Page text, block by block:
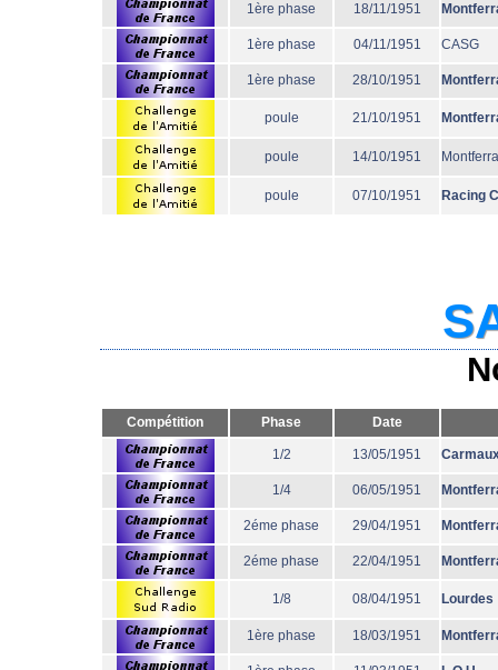
1ère phase 18/11/1951
1ère phase 04/11/1951 CASG
1ère phase 28/10/1951
poule 21/10/1951
poule 14/10/1951
poule 07/10/1951 Racing
Compétition Phase Date
1/2 13/05/1951
1/4 06/05/1951
2éme phase 29/04/1951
2éme phase 22/04/1951
1/8 08/04/1951 Lourdes
1ère phase 18/03/1951